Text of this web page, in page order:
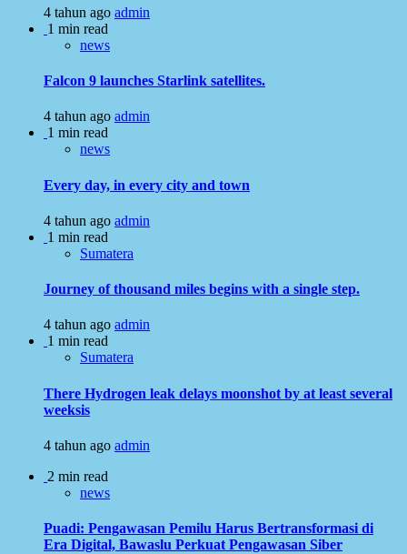
4 tahun ago admin
1 min read
news
Falcon 9 launches Starlink satellites.
4 tahun ago admin
1 min read
news
Every day, in every city and town
4 tahun ago admin
1 min read
Sumatera
Journey of thousand miles begins with a single step.
4 tahun ago admin
1 min read
Sumatera
There Hydrogen leak delays moonshot by at least several
weeksis
4 tahun ago admin
2 min read
news
Puadi: Pengawasan Pemilu Harus Bertransformasi di
Era Digital, Bawaslu Perkuat Pengawasan Siber